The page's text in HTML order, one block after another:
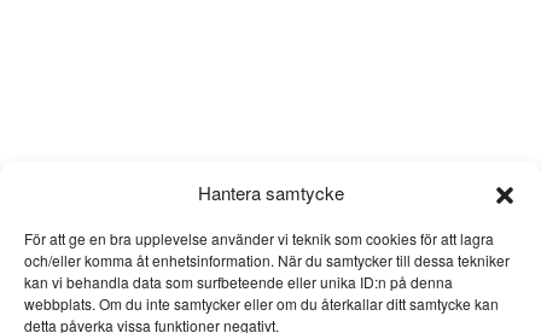
Hantera samtycke
För att ge en bra upplevelse använder vi teknik som cookies för att lagra
och/eller komma åt enhetsinformation. När du samtycker till dessa tekniker
kan vi behandla data som surfbeteende eller unika ID:n på denna
webbplats. Om du inte samtycker eller om du återkallar ditt samtycke kan
detta påverka vissa funktioner negativt.